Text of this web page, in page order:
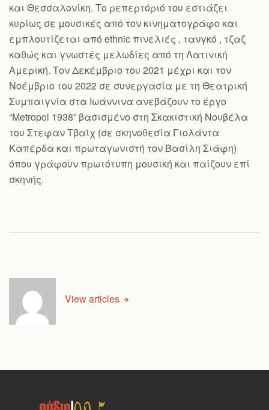
και Θεσσαλονίκη. Το ρεπερτόριό του εστιάζει
κυρίως σε μουσικές από τον κινηματογράφο και
εμπλουτίζεται από ethnic πινελιές , τανγκό , τζαζ
καθώς και γνωστές μελωδίες από τη Λατινική
Αμερική. Τον Δεκέμβριο του 2021 μέχρι και τον
Νοέμβριο του 2022 σε συνεργασία με τη Θεατρική
Συμπαιγνία στα Ιωάννινα ανεβάζουν το έργο
“Metropol 1938” βασισμένο στη Σκακιστική Νουβέλα
του Στεφαν Τβαϊχ (σε σκηνοθεσία Γιολάντα
Καπέρδα και πρωταγωνιστή τον Βασίλη Σιάφη)
όπου γράφουν πρωτότυπη μουσική και παίζουν επί
σκηνής.
View articles